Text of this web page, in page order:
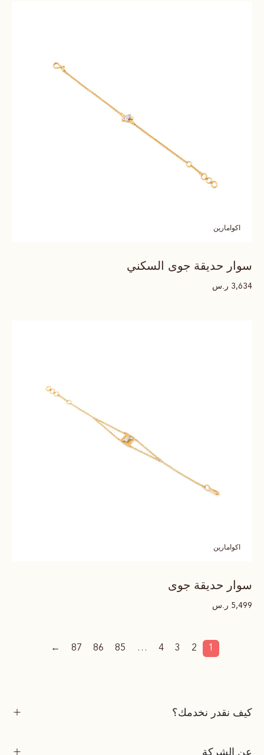
اكوامارين
سوار حديقة جوى السكني
3,634 ر.س
اكوامارين
سوار حديقة جوى
5,499 ر.س
1
2
3
4
…
85
86
87
←
كيف نقدر نخدمك؟
عن الشركة